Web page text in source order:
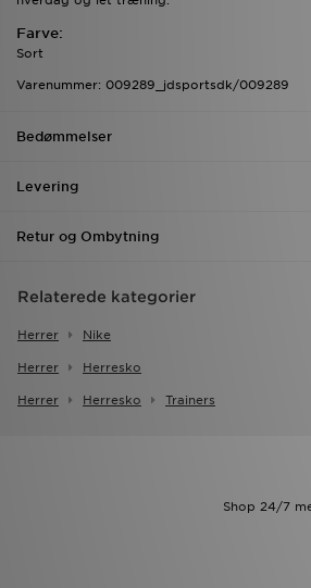
Farve:
Sort
Varenummer: 009289_jdsportsdk/009289
Bedømmelser
Levering
Retur og Ombytning
Relaterede kategorier
Herrer Nike
Herrer Herresko
Herrer Herresko Trainers
Shop 24/7